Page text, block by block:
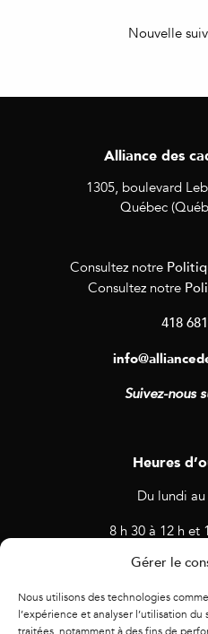
Gérer le
Nous utilisons des technologies
l’expérience et analyser l’utilisation
traitées, notamment à des fins de
Nouvelle
Alliance des
1305, boulevard
Québec
Consultez notre
Consultez notre
418
Suivez-nous
Heures
Du lundi
8 h 30 à 12 h et
* Horaires sujets à